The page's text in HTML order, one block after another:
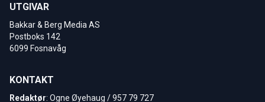
UTGIVAR
Bakkar & Berg Media AS
Postboks 142
6099 Fosnavåg
KONTAKT
Redaktør: Ogne Øyehaug / 957 79 727